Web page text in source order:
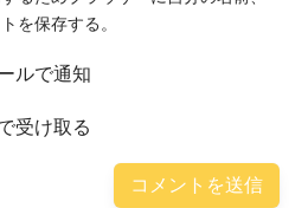
を保存する。
ルで通知
受け取る